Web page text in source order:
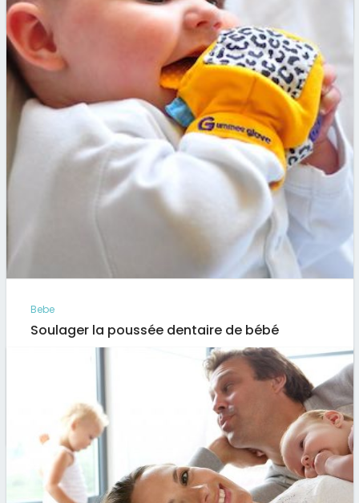
Bebe
Soulager la poussée dentaire de bébé
Si pour les parents, la poussée dentaire est plus une
fierté, pour les bébés, c’est bien souvent celle la…
Artus